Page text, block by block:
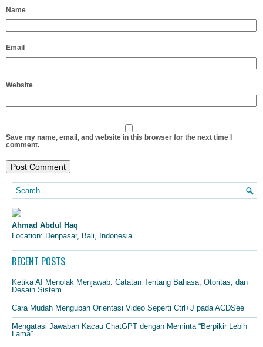
Name
Email
Website
Save my name, email, and website in this browser for the next time I
comment.
Ahmad Abdul Haq
Location: Denpasar, Bali, Indonesia
RECENT POSTS
Ketika AI Menolak Menjawab: Catatan Tentang Bahasa, Otoritas, dan
Desain Sistem
Cara Mudah Mengubah Orientasi Video Seperti Ctrl+J pada ACDSee
Mengatasi Jawaban Kacau ChatGPT dengan Meminta “Berpikir Lebih
Lama”